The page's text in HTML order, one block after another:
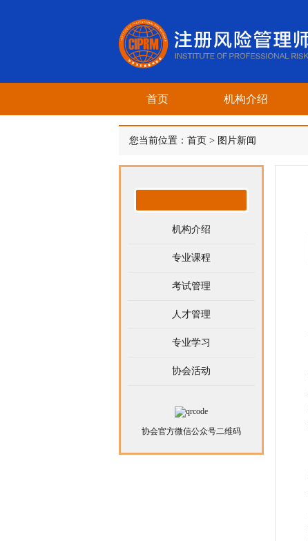
首页 机构介绍
您当前位置： 首页 > 图片新闻
机构介绍
专业课程
考试管理
人才管理
专业学习
协会活动
协会官方微信公众号二维码